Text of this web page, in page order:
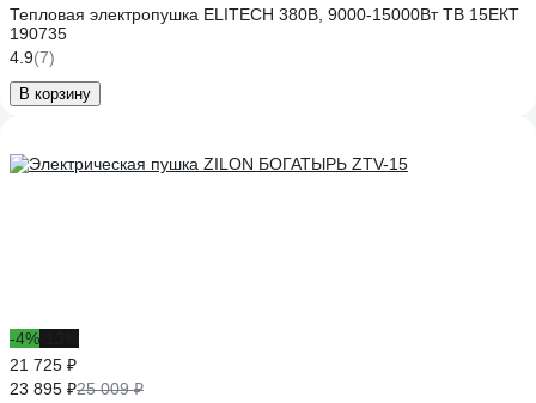
Тепловая электропушка ELITECH 380В, 9000-15000Вт ТВ 15ЕКТ
190735
4.9(7)
В корзину
-4%
21 725 ₽
23 895 ₽25 009 ₽